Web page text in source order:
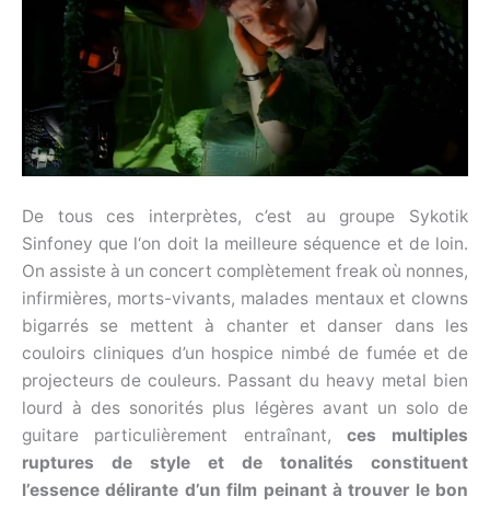
De tous ces interprètes, c’est au groupe Sykotik
Sinfoney que l‘on doit la meilleure séquence et de loin.
On assiste à un concert complètement freak où nonnes,
infirmières, morts-vivants, malades mentaux et clowns
bigarrés se mettent à chanter et danser dans les
couloirs cliniques d’un hospice nimbé de fumée et de
projecteurs de couleurs. Passant du heavy metal bien
lourd à des sonorités plus légères avant un solo de
guitare particulièrement entraînant, ces multiples
ruptures de style et de tonalités constituent
l’essence délirante d’un film peinant à trouver le bon